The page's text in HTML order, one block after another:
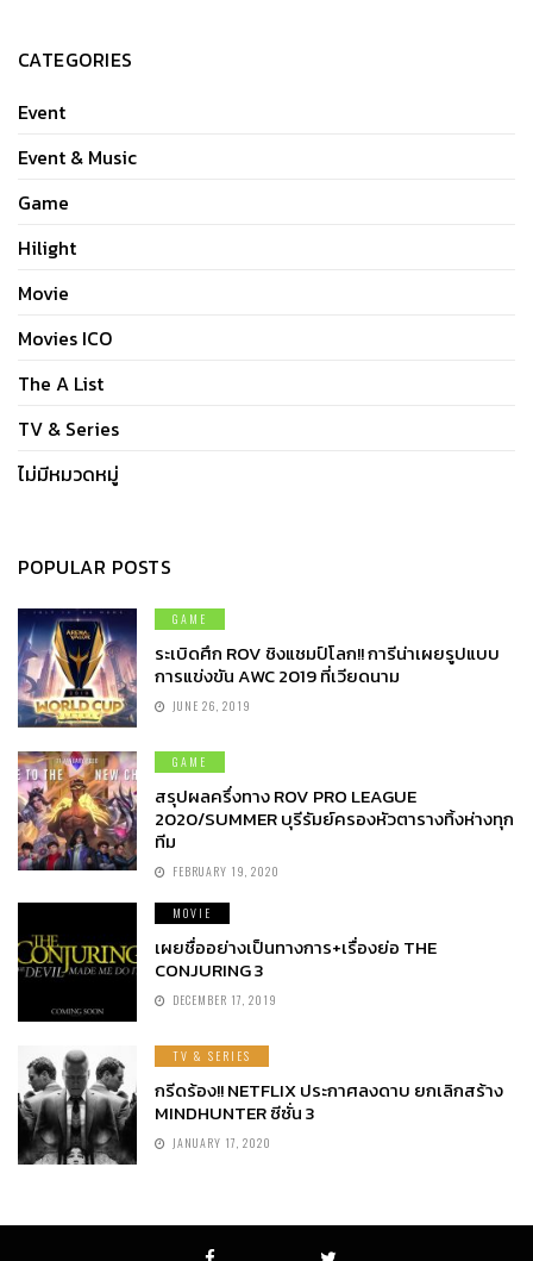
CATEGORIES
Event
Event & Music
Game
Hilight
Movie
Movies ICO
The A List
TV & Series
ไม่มีหมวดหมู่
POPULAR POSTS
GAME
ระเบิดศึก ROV ชิงแชมป์โลก!! การีน่าเผยรูปแบบ
การแข่งขัน AWC 2019 ที่เวียดนาม
JUNE 26, 2019
GAME
สรุปผลครึ่งทาง ROV PRO LEAGUE
2020/SUMMER บุรีรัมย์ครองหัวตารางทิ้งห่างทุก
ทีม
FEBRUARY 19, 2020
MOVIE
เผยชื่ออย่างเป็นทางการ+เรื่องย่อ THE
CONJURING 3
DECEMBER 17, 2019
TV & SERIES
กรีดร้อง!! NETFLIX ประกาศลงดาบ ยกเลิกสร้าง
MINDHUNTER ซีซั่น 3
JANUARY 17, 2020